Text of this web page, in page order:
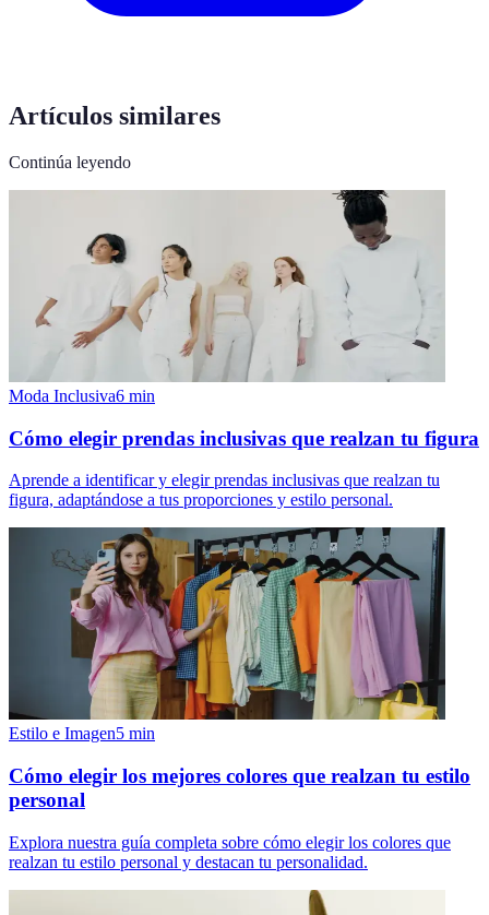
Artículos similares
Continúa leyendo
Moda Inclusiva6 min
Cómo elegir prendas inclusivas que realzan tu figura
Aprende a identificar y elegir prendas inclusivas que realzan tu
figura, adaptándose a tus proporciones y estilo personal.
Estilo e Imagen5 min
Cómo elegir los mejores colores que realzan tu estilo
personal
Explora nuestra guía completa sobre cómo elegir los colores que
realzan tu estilo personal y destacan tu personalidad.